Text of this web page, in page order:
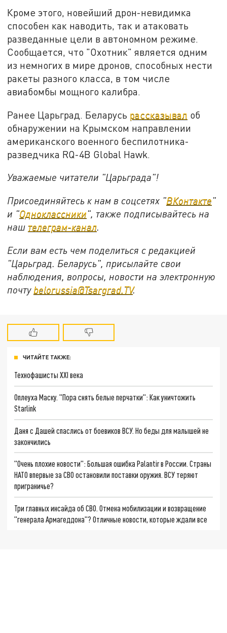
Кроме этого, новейший дрон-невидимка
способен как наводить, так и атаковать
разведанные цели в автономном режиме.
Сообщается, что "Охотник" является одним
из немногих в мире дронов, способных нести
ракеты разного класса, в том числе
авиабомбы мощного калибра.
Ранее Царьград. Беларусь рассказывал об
обнаружении на Крымском направлении
американского военного беспилотника-
разведчика RQ-4B Global Hawk.
Уважаемые читатели "Царьграда"!
Присоединяйтесь к нам в соцсетях "ВКонтакте"
и "Одноклассники", также подписывайтесь на
наш телеграм-канал.
Если вам есть чем поделиться с редакцией
"Царьград. Беларусь", присылайте свои
наблюдения, вопросы, новости на электронную
почту belorussia@Tsargrad.TV.
ЧИТАЙТЕ ТАКЖЕ:
Технофашисты XXI века
Оплеуха Маску. "Пора снять белые перчатки": Как уничтожить
Starlink
Даня с Дашей спаслись от боевиков ВСУ. Но беды для малышей не
закончились
"Очень плохие новости": Большая ошибка Palantir в России. Страны
НАТО впервые за СВО остановили поставки оружия. ВСУ теряют
приграничье?
Три главных инсайда об СВО. Отмена мобилизации и возвращение
"генерала Армагеддона"? Отличные новости, которые ждали все